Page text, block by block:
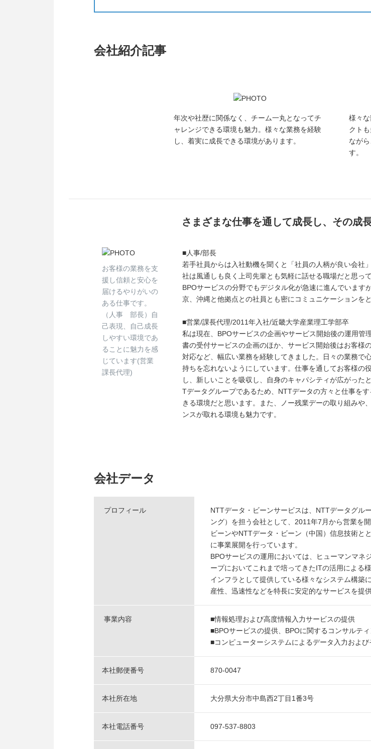
会社紹介記事
年次や社歴に関係なく、チーム一丸となってチ
ャレンジできる環境も魅力。様々な業務を経験
し、着実に成長できる環境があります。
様々
クト
なが
す。
さまざまな仕事を通して成長し、その成
お客様の業務を支
援し信頼と安心を
届けるやりがいの
ある仕事です。
（人事 部長）自
己表現、自己成長
しやすい環境であ
ることに魅力を感
じています(営業
課長代理)
■人事/部長
若手社員からは入社動機を聞くと「社員の人柄が良い会社
社は風通しも良く上司先輩とも気軽に話せる職場だと思って
BPOサービスの分野でもデジタル化が急速に進んでいま
京、沖縄と他拠点との社員とも密にコミュニケーションを
■営業/課長代理/2011年入社/近畿大学産業理工学部卒
私は現在、BPOサービスの企画やサービス開始後の運用
書の受付サービスの企画のほか、サービス開始後はお客様
対応など、幅広い業務を経験してきました。日々の業務で
持ちを忘れないようにしています。仕事を通してお客様の
し、新しいことを吸収し、自身のキャパシティが広がっ
Tデータグループであるため、NTTデータの方々と仕事を
きる環境だと思います。また、ノー残業デーの取り組みや
ンスが取れる環境も魅力です。
会社データ
プロフィール
NTTデータ・ビーンサービスは、NTTデータグル
ング）を担う会社として、2011年7月から営業を
ビーンやNTTデータ・ビーン（中国）信息技術と
に事業展開を行っています。
BPOサービスの運用においては、ヒューマンマ
ープにおいてこれまで培ってきたITの活用による
インフラとして提供している様々なシステム構築
産性、迅速性などを特長に安定的なサービスを提
事業内容
■情報処理および高度情報入力サービスの提供
■BPOサービスの提供、BPOに関するコンサルテ
■コンピューターシステムによるデータ入力およ
本社郵便番号 870-0047
本社所在地 大分県大分市中島西2丁目1番3号
本社電話番号 097-537-8803